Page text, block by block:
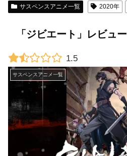
サスペンスアニメ一覧 2020年
「ジビエート」レビュー
1.5
サスペンスアニメ一覧